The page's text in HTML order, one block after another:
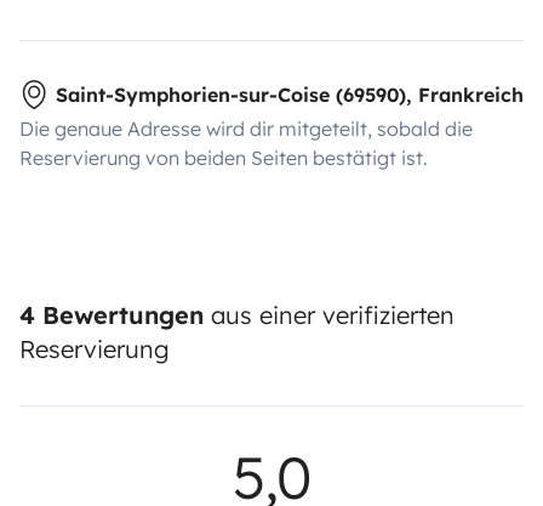
Saint-Symphorien-sur-Coise (69590), Frankreich
Die genaue Adresse wird dir mitgeteilt, sobald die
Reservierung von beiden Seiten bestätigt ist.
4 Bewertungen aus einer verifizierten
Reservierung
5,0